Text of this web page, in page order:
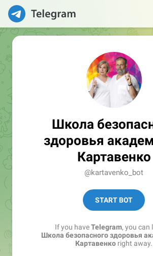
Школа
здоровья
Картавенко
@kartavenko_bot
START BOT
If you haveTelegram, you can
Школа безопасного здоровья
Картавенко right away.